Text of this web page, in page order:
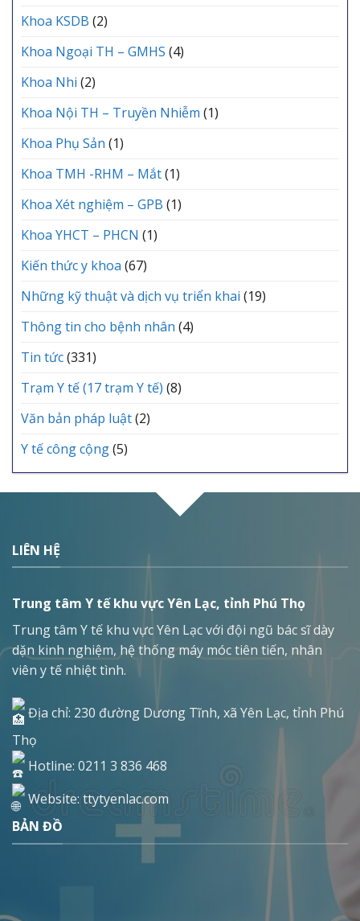
Khoa KSDB (2)
Khoa Ngoại TH – GMHS (4)
Khoa Nhi (2)
Khoa Nội TH – Truyền Nhiễm (1)
Khoa Phụ Sản (1)
Khoa TMH -RHM – Mắt(1)
Khoa Xét nghiệm – GPB (1)
Khoa YHCT – PHCN (1)
Kiến thức y khoa (67)
Những kỹ thuật và dịch vụ triển khai (19)
Thông tin cho bệnh nhân (4)
Tin tức(331)
Trạm Y tế (17 trạm Y tế) (8)
Văn bản pháp luật(2)
Y tế công cộng(5)
LIÊN HỆ
Trung tâm Y tế khu vực Yên Lạc, tỉnh Phú Thọ
Trung tâm Y tế khu vực Yên Lạc với đội ngũ bác sĩ dày
dặn kinh nghiệm, hệ thống máy móc tiên tiến, nhân
viên y tế nhiệt tình.
Địa chỉ: 230 đường Dương Tĩnh, xã Yên Lạc, tỉnh Phú
Thọ
Hotline: 0211 3 836 468
Website: ttytyenlac.com
BẢN ĐỒ